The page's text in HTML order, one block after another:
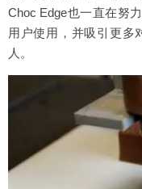
Choc Edge也一直在努
用户使用，并吸引更多
人。